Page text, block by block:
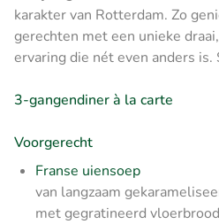
karakter van Rotterdam. Zo
gerechten met een unieke
ervaring die nét even anders is.
3-gangendiner à la carte
Voorgerecht
Franse uiensoep
van langzaam
met gegratineerd